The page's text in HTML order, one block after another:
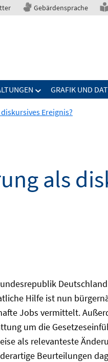
Gebärdensprache
GRAFIK UND
Ereignis?
als
Hilfe ist nun
Jobs vermittelt.
um die
als relevanteste
Beurteilungen